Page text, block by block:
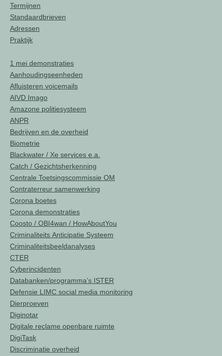
Termijnen
Standaardbrieven
Adressen
Praktijk
1 mei demonstraties
Aanhoudingseenheden
Afluisteren voicemails
AIVD Imago
Amazone politiesysteem
ANPR
Bedrijven en de overheid
Biometrie
Blackwater / Xe services e.a.
Catch / Gezichtsherkenning
Centrale Toetsingscommissie OM
Contraterreur samenwerking
Corona boetes
Corona demonstraties
Coosto / OBI4wan / HowAboutYou
Criminaliteits Anticipatie Systeem
Criminaliteitsbeeldanalyses
CTER
Cyberincidenten
Databanken/programma’s ISTER
Defensie LIMC social media monitoring
Dierproeven
Diginotar
Digitale reclame openbare ruimte
DigiTask
Discriminatie overheid